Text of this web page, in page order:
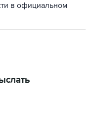
в официальном